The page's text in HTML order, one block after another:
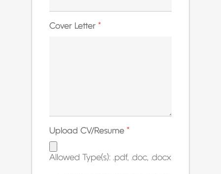
Cover Letter *
Upload CV/Resume *
Allowed Type(s): .pdf, .doc, .docx